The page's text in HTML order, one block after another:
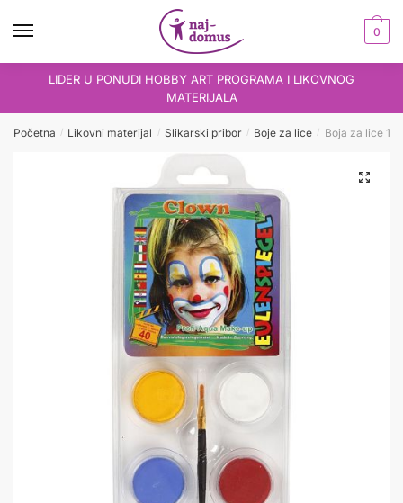
0
LIDER U PONUDI HOBBY ART PROGRAMA I LIKOVNOG
MATERIJALA
Početna / Likovni materijal / Slikarski pribor / Boje za lice / Boja za lice 1/